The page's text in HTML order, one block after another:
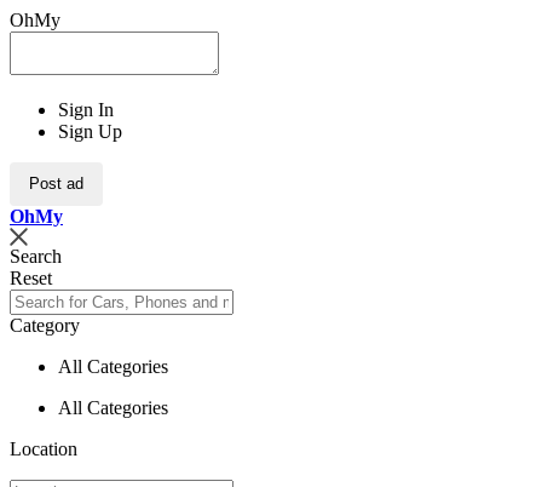
OhMy
Sign In
Sign Up
Post ad
OhMy
Search
Reset
Category
All Categories
All Categories
Location